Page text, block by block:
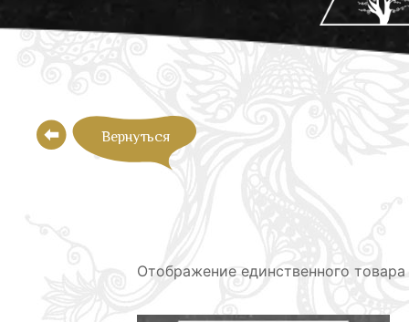
Вернуться
Отображение единственного товара